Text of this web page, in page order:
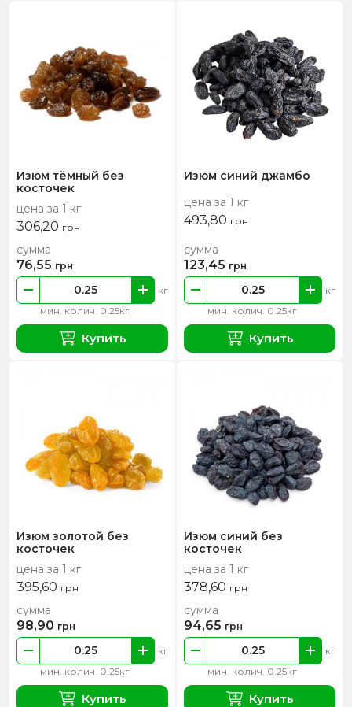
Изюм тёмный без
косточек
цена за 1 кг
306,20 грн
мин. колич. 0.25кг
кг
сумма
76,55 грн
Купить
Изюм синий джамбо
цена за 1 кг
493,80 грн
мин. колич. 0.25кг
кг
сумма
123,45 грн
Купить
Изюм золотой без
косточек
цена за 1 кг
395,60 грн
мин. колич. 0.25кг
кг
сумма
98,90 грн
Купить
Изюм синий без
косточек
цена за 1 кг
378,60 грн
мин. колич. 0.25кг
кг
сумма
94,65 грн
Купить